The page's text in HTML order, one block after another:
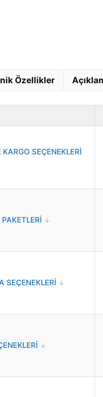
Özellikler
SEÇENEKLERİ
SEÇENEKLERİ